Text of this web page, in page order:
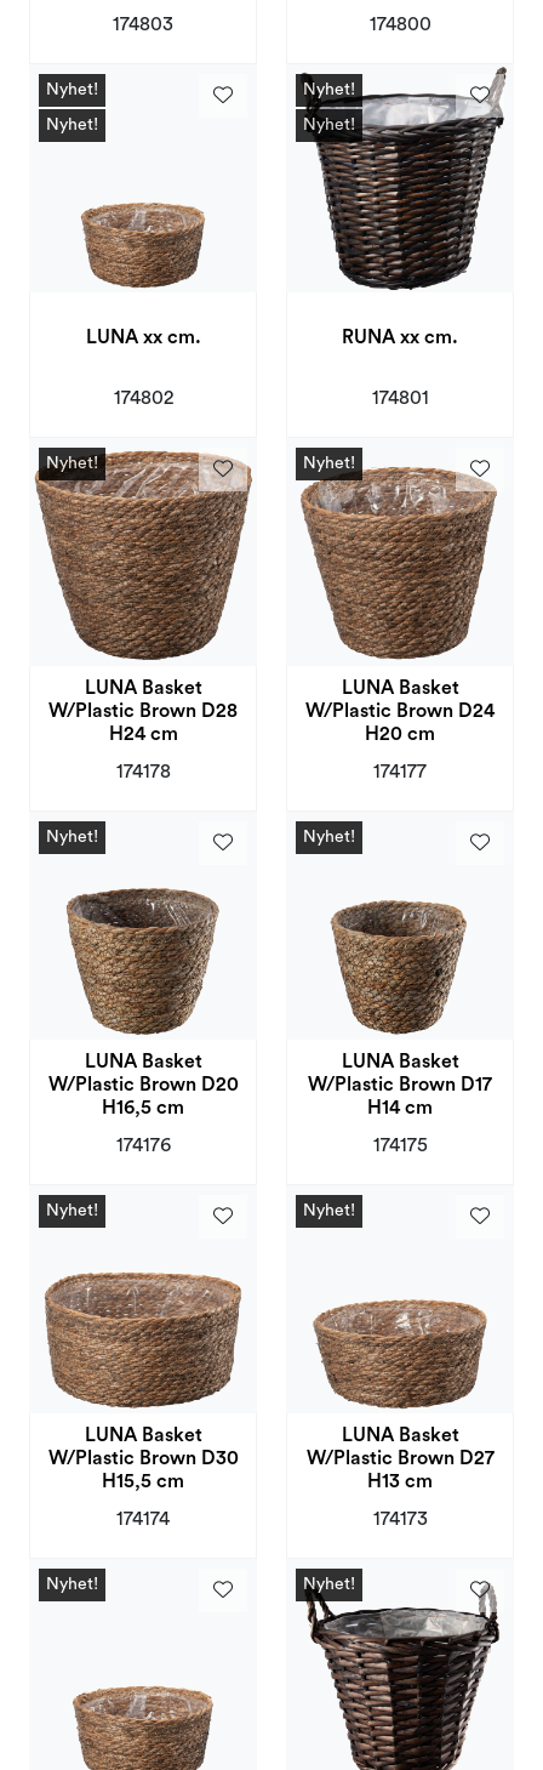
174803 174800
Nyhet!
Nyhet!
LUNA xx cm.
174802
Nyhet!
Nyhet!
RUNA xx cm.
174801
Nyhet!
LUNA Basket
W/Plastic Brown D28
H24 cm
174178
Nyhet!
LUNA Basket
W/Plastic Brown D24
H20 cm
174177
Nyhet!
LUNA Basket
W/Plastic Brown D20
H16,5 cm
174176
Nyhet!
LUNA Basket
W/Plastic Brown D17
H14 cm
174175
Nyhet!
LUNA Basket
W/Plastic Brown D30
H15,5 cm
174174
Nyhet!
LUNA Basket
W/Plastic Brown D27
H13 cm
174173
Nyhet! Nyhet!